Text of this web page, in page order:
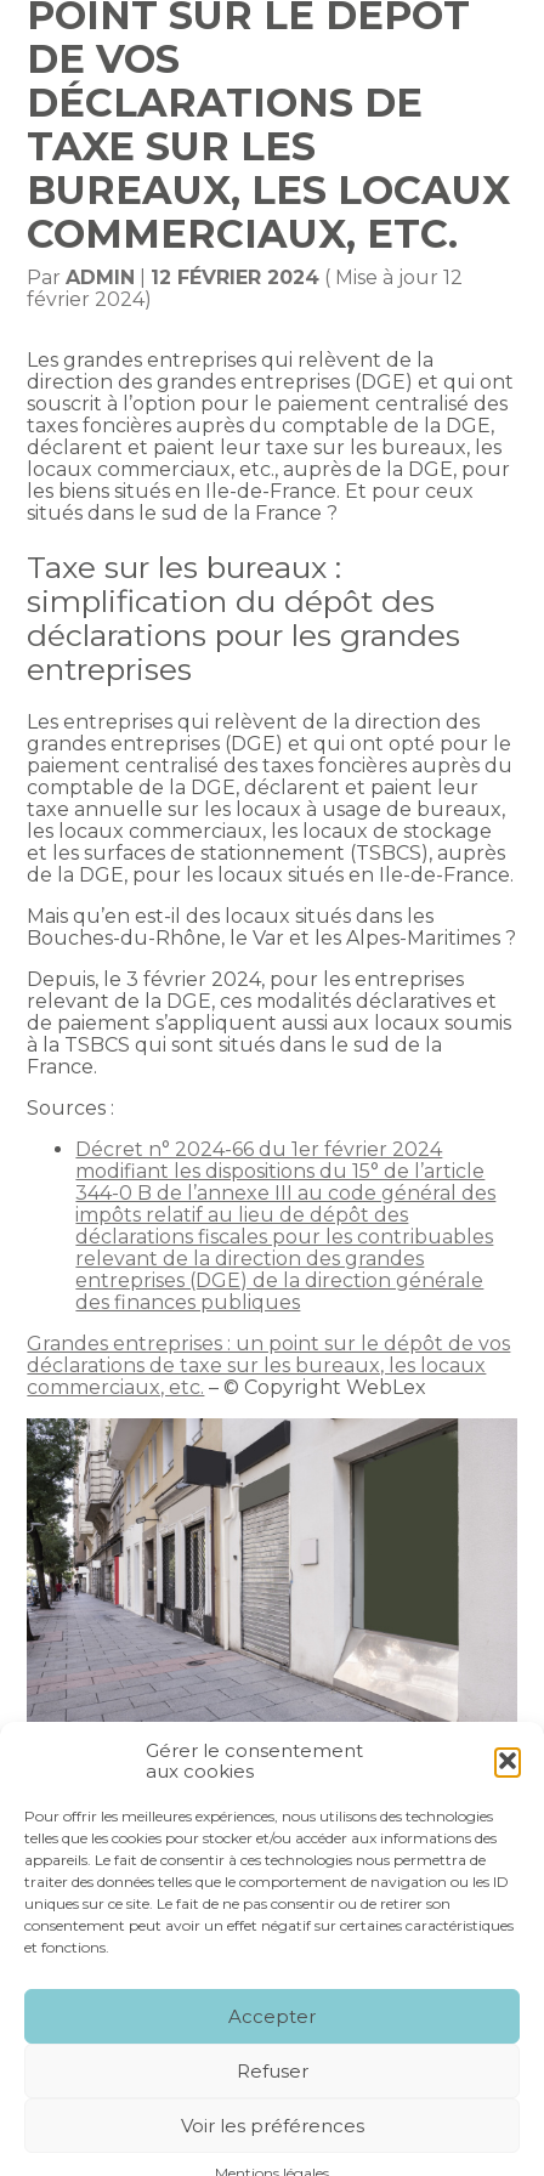
Gérer le consentement
aux cookies
Pour offrir les meilleures expériences, nous utilisons des technologies
telles que les cookies pour stocker et/ou accéder aux informations des
appareils. Le fait de consentir à ces technologies nous permettra de
traiter des données telles que le comportement de navigation ou les ID
uniques sur ce site. Le fait de ne pas consentir ou de retirer son
consentement peut avoir un effet négatif sur certaines caractéristiques
et fonctions.
Accepter
Refuser
Voir les préférences
POINT SUR LE DÉPÔT
DE VOS
DÉCLARATIONS DE
TAXE SUR LES
BUREAUX, LES LOCAUX
COMMERCIAUX, ETC.
ParADMIN 12 FÉVRIER 2024 ( Mise à jour 12
février 2024)
Les grandes entreprises qui relèvent de la
direction des grandes entreprises (DGE) et qui ont
souscrit à l’option pour le paiement centralisé des
taxes foncières auprès du comptable de la DGE,
déclarent et paient leur taxe sur les bureaux, les
locaux commerciaux, etc., auprès de la DGE, pour
les biens situés en Ile-de-France. Et pour ceux
situés dans le sud de la France ?
Taxe sur les bureaux :
simplification du dépôt des
déclarations pour les grandes
entreprises
Les entreprises qui relèvent de la direction des
grandes entreprises (DGE) et qui ont opté pour le
paiement centralisé des taxes foncières auprès du
comptable de la DGE, déclarent et paient leur
taxe annuelle sur les locaux à usage de bureaux,
les locaux commerciaux, les locaux de stockage
et les surfaces de stationnement (TSBCS), auprès
de la DGE, pour les locaux situés en Ile-de-France.
Mais qu’en est-il des locaux situés dans les
Bouches-du-Rhône, le Var et les Alpes-Maritimes ?
Depuis, le 3 février 2024, pour les entreprises
relevant de la DGE, ces modalités déclaratives et
de paiement s’appliquent aussi aux locaux soumis
à la TSBCS qui sont situés dans le sud de la
France.
Sources :
Décret n° 2024-66 du 1er février 2024
modifiant les dispositions du 15° de l’article
344-0 B de l’annexe III au code général des
impôts relatif au lieu de dépôt des
déclarations fiscales pour les contribuables
relevant de la direction des grandes
entreprises (DGE) de la direction générale
des finances publiques
Grandes entreprises : un point sur le dépôt de vos
déclarations de taxe sur les bureaux, les locaux
commerciaux, etc. – © Copyright WebLex
FaceBook
TwitterLinkedIn
Footer
NOS SERVICES
NOS SPÉCIALITÉS
RECRUTEMENT CONTACT
MENTIONS LÉGALES PLAN DU SITE
CONCEPTION ET RÉALISATION CLASSE 7